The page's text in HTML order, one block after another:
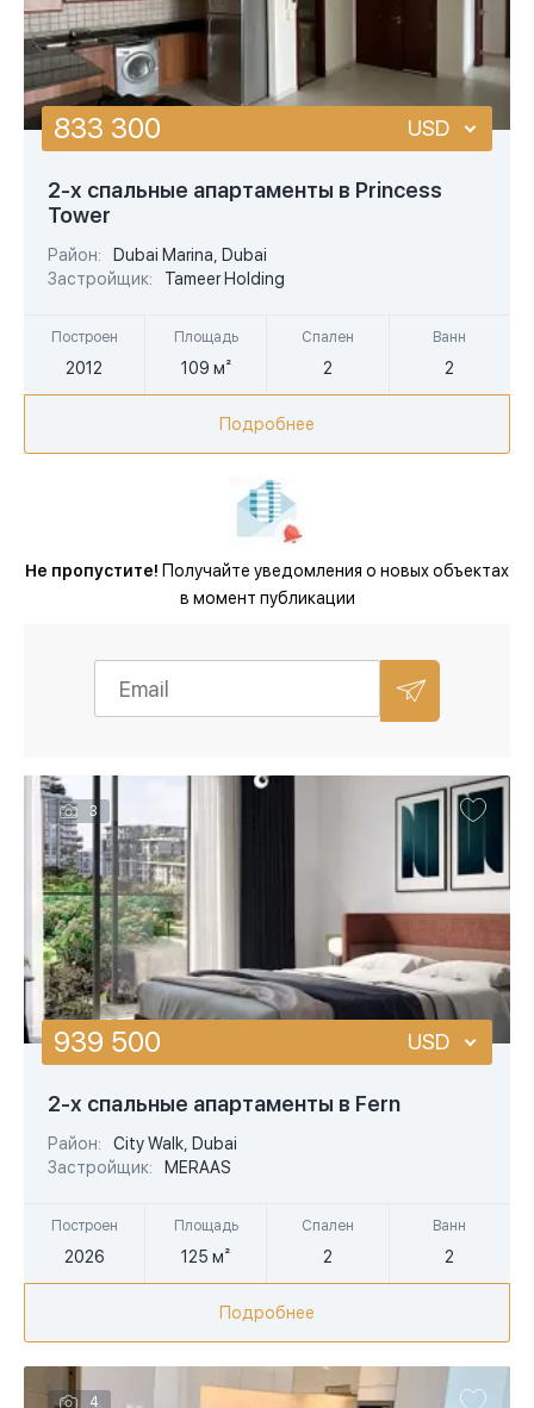
2-х спальные апартаменты в Princess
Tower
Район:
Dubai Marina, Dubai
Застройщик:
Tameer Holding
Построен
2012
Площадь
109 м²
Спален
2
Ванн
2
833 300 USD
Подробнее
Не пропустите! Получайте уведомления о новых объектах
в момент публикации
3
2-х спальные апартаменты в Fern
Район:
City Walk, Dubai
Застройщик:
MERAAS
Построен
2026
Площадь
125 м²
Спален
2
Ванн
2
939 500 USD
Подробнее
4